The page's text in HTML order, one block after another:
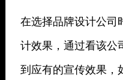
在选择品牌设计公司
计效果，通过看该公
到应有的宣传效果，